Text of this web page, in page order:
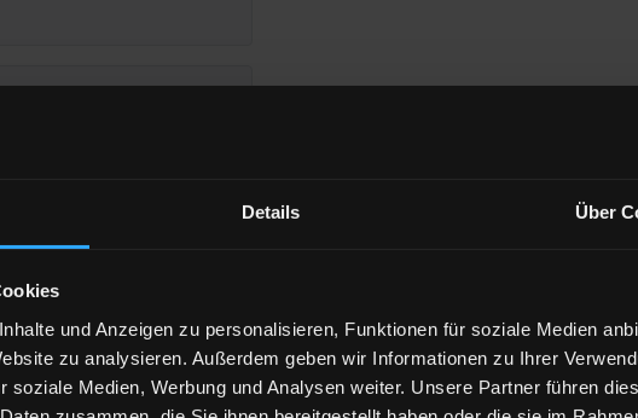
Details Über
und Anzeigen zu personalisieren, Funktionen für soziale Medien
zu analysieren. Außerdem geben wir Informationen zu Ihrer
soziale Medien, Werbung und Analysen weiter. Unsere Partner führen
Wachtberg